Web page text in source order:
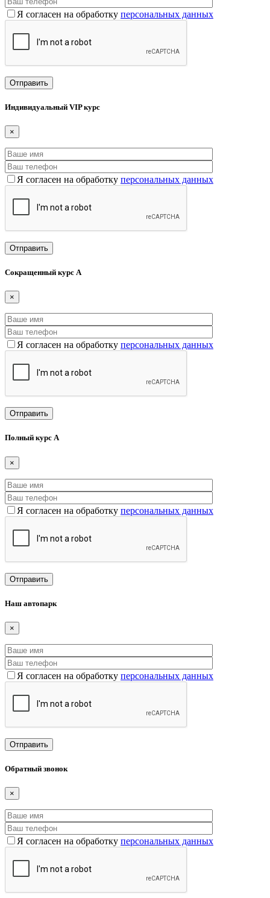
Я согласен на обработку персональных данных
Индивидуальный VIP курс
×
Я согласен на обработку персональных данных
Сокращенный курс А
×
Я согласен на обработку персональных данных
Полный курс А
×
Я согласен на обработку персональных данных
Наш автопарк
×
Я согласен на обработку персональных данных
Обратный звонок
×
Я согласен на обработку персональных данных